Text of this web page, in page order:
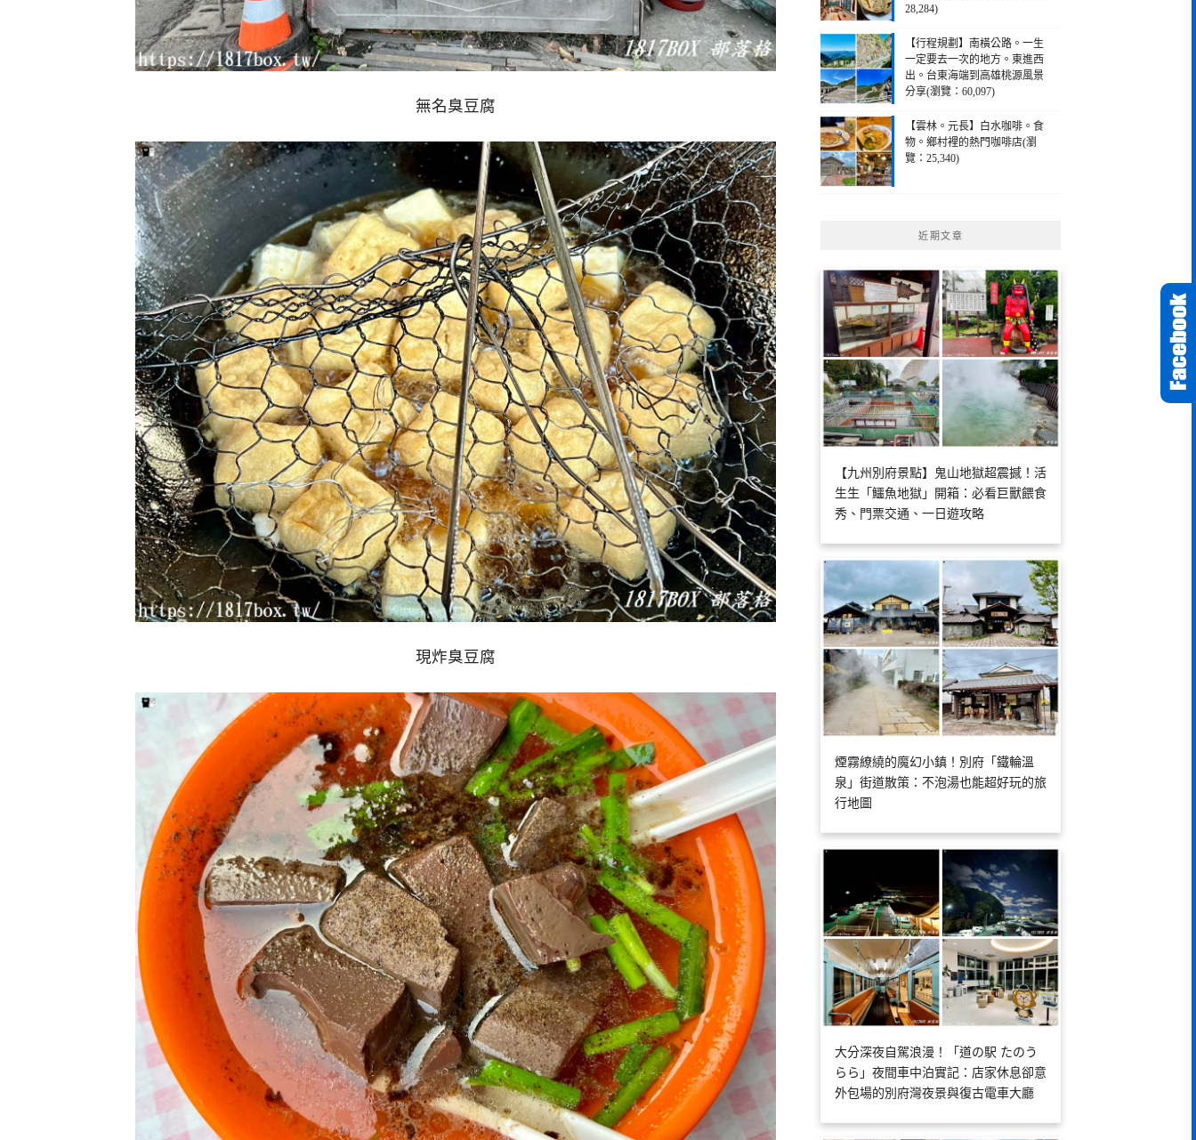
無名臭豆腐
現炸臭豆腐
28,284)
【行程規劃】南橫公路。一生
一定要去一次的地方。東進西
出。台東海端到高雄桃源風景
分享(瀏覽：60,097)
【雲林。元長】白水咖啡。食
物。鄉村裡的熱門咖啡店(瀏
覽：25,340)
近期文章
【九州別府景點】鬼山地獄超震撼！活
生生「鱷魚地獄」開箱：必看巨獸餵食
秀、門票交通、一日遊攻略
煙霧繚繞的魔幻小鎮！別府「鐵輪溫
泉」街道散策：不泡湯也能超好玩的旅
行地圖
大分深夜自駕浪漫！「道の駅 たのう
らら」夜間車中泊實記：店家休息卻意
外包場的別府灣夜景與復古電車大廳